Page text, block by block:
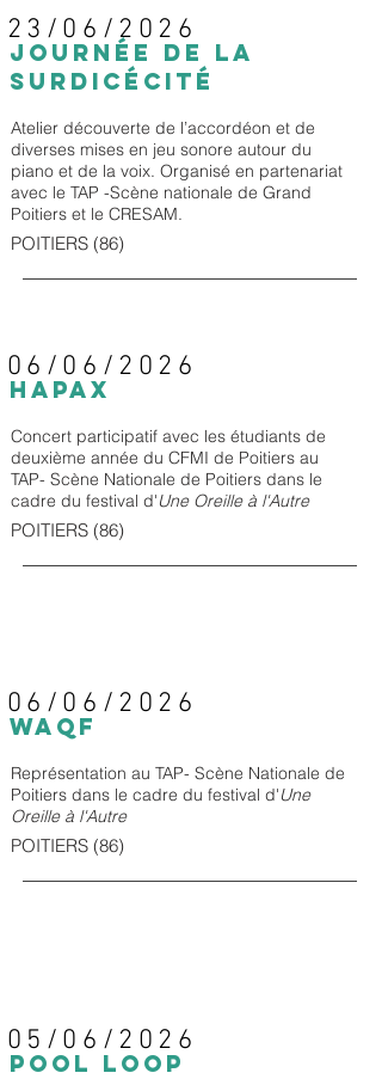
23/06/2026
Journée de la
surdicÉcitÉ
Atelier découverte de l’accordéon et de
diverses mises en jeu sonore autour du
piano et de la voix. Organisé en partenariat
avec le TAP -Scène nationale de Grand
Poitiers et le CRESAM.
POITIERS (86)
06/06/2026
HAPAX
Concert participatif avec les étudiants de
deuxième année du CFMI de Poitiers au
TAP- Scène Nationale de Poitiers dans le
cadre du festival d'Une Oreille à l'Autre
POITIERS (86)
06/06/2026
WAQF
Représentation au TAP- Scène Nationale de
Poitiers dans le cadre du festival d'Une
Oreille à l'Autre
POITIERS (86)
05/06/2026
POOL LOOP